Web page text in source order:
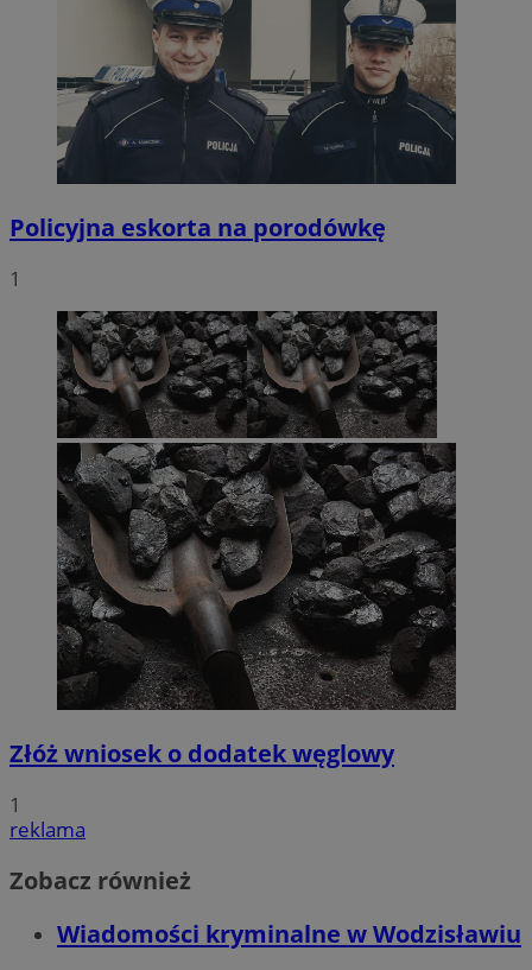
Policyjna eskorta na porodówkę
1
Złóż wniosek o dodatek węglowy
1
reklama
Zobacz również
Wiadomości kryminalne w Wodzisławiu